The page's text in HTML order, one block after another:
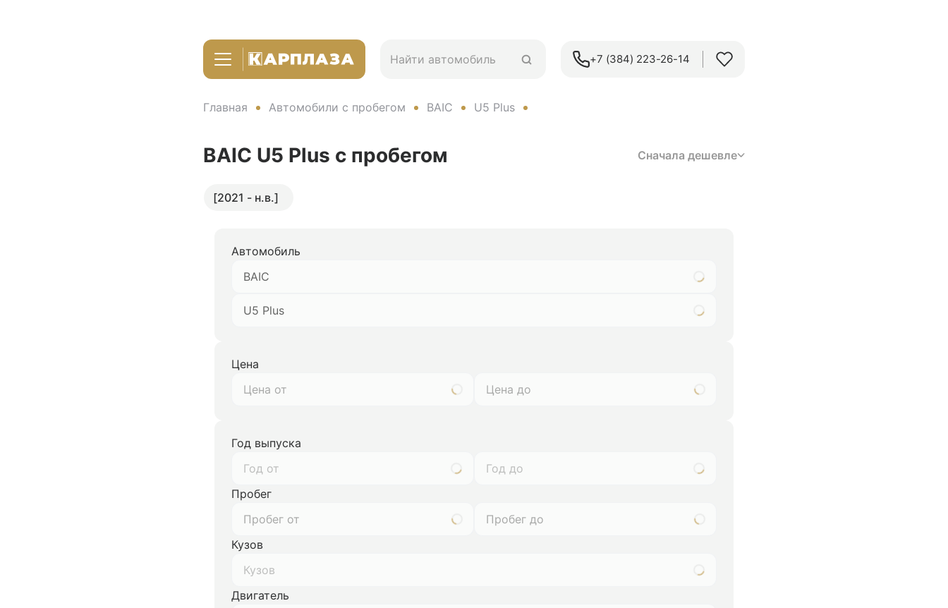
+7 (384) 223-26-14‬
Главная Автомобили с пробегом BAIC U5 Plus
BAIC U5 Plus с пробегом Сначала дешевле
[2021 - н.в.]
Автомобиль
BAIC
U5 Plus
Цена
Год выпуска
Год от
Год до
Пробег
Кузов
Кузов
Двигатель